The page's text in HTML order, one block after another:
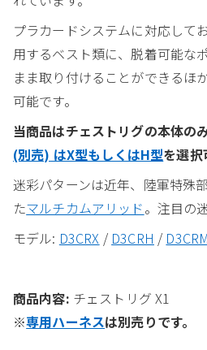
プラカードシステムに対応してお
用するベスト類に、脱着可能な
まま取り付けることができるほか
可能です。
当商品はチェストリグの本体の
(別売) はX型もしくはH型を選択
迷彩パターンは近年、陸軍特殊
たマルチカムアリッド。注目の
モデル: D3CRX / D3CRH / D3CRM
商品内容: チェストリグ X1
※専用ハーネスは別売りです。